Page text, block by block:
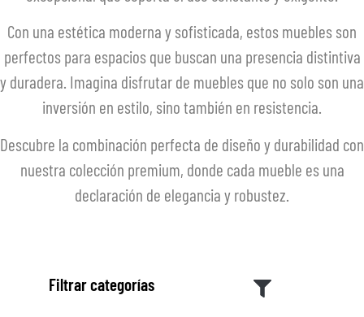
Con una estética moderna y sofisticada, estos muebles son
perfectos para espacios que buscan una presencia distintiva
y duradera. Imagina disfrutar de muebles que no solo son una
inversión en estilo, sino también en resistencia.
Descubre la combinación perfecta de diseño y durabilidad con
nuestra colección premium, donde cada mueble es una
declaración de elegancia y robustez.
Filtrar categorías